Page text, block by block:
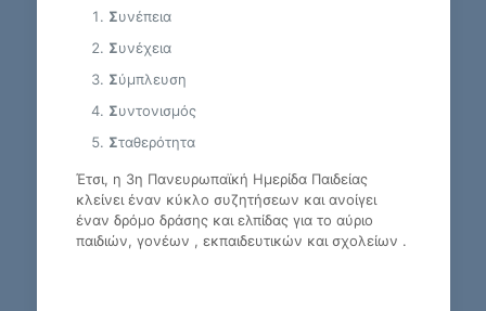
Συνέπεια
Συνέχεια
Σύμπλευση
Συντονισμός
Σταθερότητα
Έτσι, η 3η Πανευρωπαϊκή Ημερίδα Παιδείας
κλείνει έναν κύκλο συζητήσεων και ανοίγει
έναν δρόμο δράσης και ελπίδας για το αύριο
παιδιών, γονέων , εκπαιδευτικών και σχολείων .